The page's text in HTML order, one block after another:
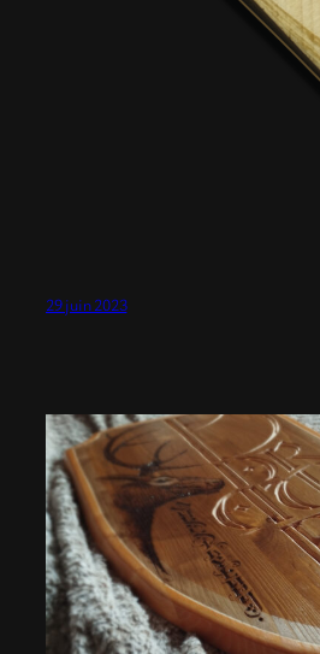
29 juin 2023